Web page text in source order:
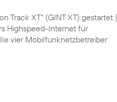
Track XT“ (GINT XT) gestartet |
Highspeed-Internet für
vier Mobilfunknetzbetreiber